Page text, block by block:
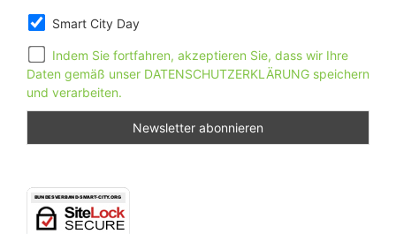
Smart City Day
Indem Sie fortfahren, akzeptieren Sie, dass wir Ihre
Daten gemäß unser DATENSCHUTZERKLÄRUNG speichern
und verarbeiten.